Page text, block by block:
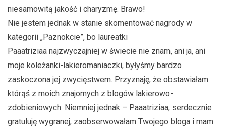
niesamowitą jakość i charyzmę. Brawo!
Nie jestem jednak w stanie skomentować nagrody w
kategorii „Paznokcie”, bo laureatki
Paaatriziaa najzwyczajniej w świecie nie znam, ani ja, ani
moje koleżanki-lakieromaniaczki, byłyśmy bardzo
zaskoczona jej zwycięstwem. Przyznaję, że obstawiałam
którąś z moich znajomych z blogów lakierowo-
zdobieniowych. Niemniej jednak – Paaatriziaa, serdecznie
gratuluję wygranej, zaobserwowałam Twojego bloga i mam